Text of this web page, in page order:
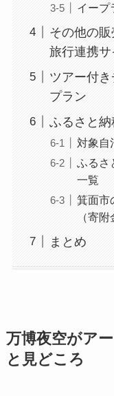
イー
その他の販
旅行連携サ
ツアー付
プラン
ふるさと
対象自
ふるさ
一覧
箕面市
（寄
まとめ
万博夜空がア
と見どころ